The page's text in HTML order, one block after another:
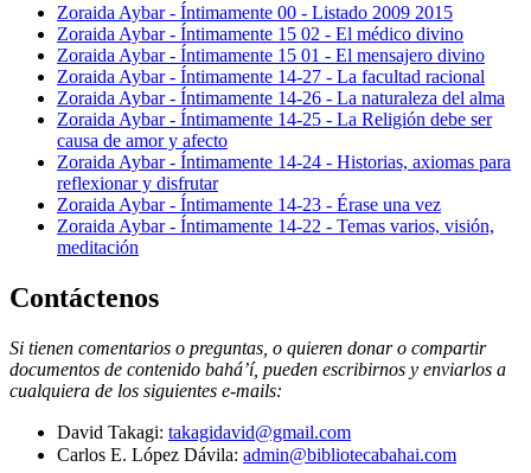
Zoraida Aybar - Íntimamente 00 - Listado 2009 2015
Zoraida Aybar - Íntimamente 15 02 - El médico divino
Zoraida Aybar - Íntimamente 15 01 - El mensajero divino
Zoraida Aybar - Íntimamente 14-27 - La facultad racional
Zoraida Aybar - Íntimamente 14-26 - La naturaleza del alma
Zoraida Aybar - Íntimamente 14-25 - La Religión debe ser
causa de amor y afecto
Zoraida Aybar - Íntimamente 14-24 - Historias, axiomas para
reflexionar y disfrutar
Zoraida Aybar - Íntimamente 14-23 - Érase una vez
Zoraida Aybar - Íntimamente 14-22 - Temas varios, visión,
meditación
Contáctenos
Si tienen comentarios o preguntas, o quieren donar o compartir
documentos de contenido bahá’í, pueden escribirnos y enviarlos a
cualquiera de los siguientes e-mails:
David Takagi: takagidavid@gmail.com
Carlos E. López Dávila: admin@bibliotecabahai.com